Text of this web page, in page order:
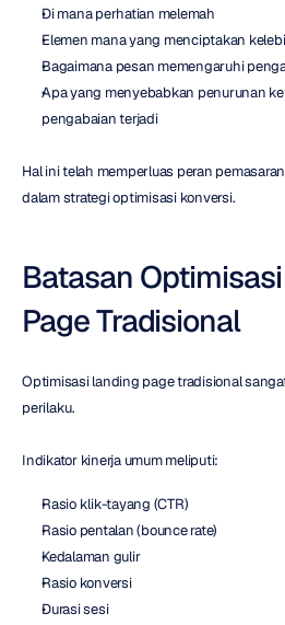
Di mana perhatian melemah
Elemen mana yang menciptakan
Bagaimana pesan memengaruhi
Apa yang menyebabkan penurunan
pengabaian terjadi
Hal ini telah memperluas peran
dalam strategi optimisasi konversi.
Batasan
Page Tradisional
Optimisasi landing page tradisional
perilaku.
Indikator kinerja umum meliputi:
Rasio klik-tayang (CTR)
Rasio pentalan (bounce rate)
Kedalaman gulir
Rasio konversi
Durasi sesi